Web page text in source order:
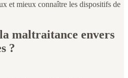
et mieux connaître les dispositifs de
maltraitance envers
?